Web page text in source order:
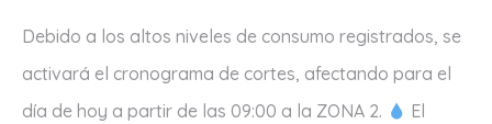
Debido a los altos niveles de consumo registrados, se
activará el cronograma de cortes, afectando para el
día de hoy a partir de las 09:00 a la ZONA 2.
El